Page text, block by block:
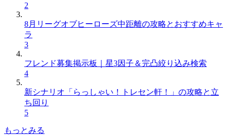
2
8月リーグオブヒーローズ中距離の攻略とおすすめキャ
ラ
3
フレンド募集掲示板｜星3因子＆完凸絞り込み検索
4
新シナリオ「らっしゃい！トレセン軒！」の攻略と立
ち回り
5
もっとみる